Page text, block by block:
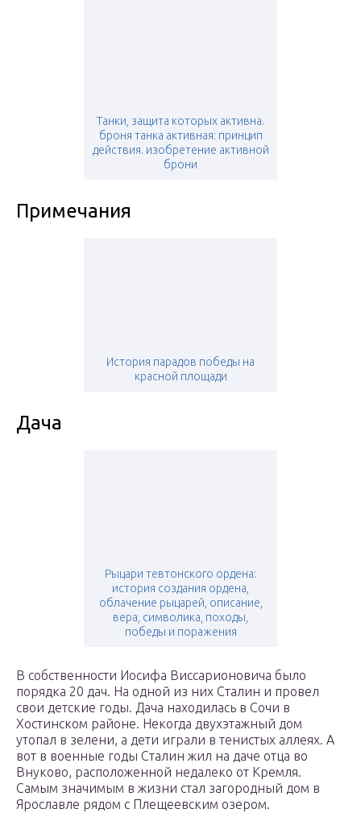
Танки, защита которых активна.
броня танка активная: принцип
действия. изобретение активной
брони
Примечания
История парадов победы на
красной площади
Дача
Рыцари тевтонского ордена:
история создания ордена,
облачение рыцарей, описание,
вера, символика, походы,
победы и поражения
В собственности Иосифа Виссарионовича было
порядка 20 дач. На одной из них Сталин и провел
свои детские годы. Дача находилась в Сочи в
Хостинском районе. Некогда двухэтажный дом
утопал в зелени, а дети играли в тенистых аллеях. А
вот в военные годы Сталин жил на даче отца во
Внуково, расположенной недалеко от Кремля.
Самым значимым в жизни стал загородный дом в
Ярославле рядом с Плещеевским озером.